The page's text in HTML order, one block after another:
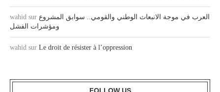
wahid sur العرب في موجة الانبعاث الوطني والقومي.. سوابق المشروع
ومؤشرات الفشل
wahid sur Le droit de résister à l’oppression